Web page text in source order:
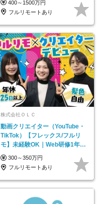
400～1500万円
フルリモートあり
株式会社ＯＬＣ
動画クリエイター（YouTube・
TikTok）【フレックス/フルリ
モ】未経験OK｜Web研修1年間
｜副業OK
300～350万円
フルリモートあり